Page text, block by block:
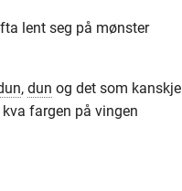
lent seg på mønster
, dun og det som kanskje
fargen på vingen